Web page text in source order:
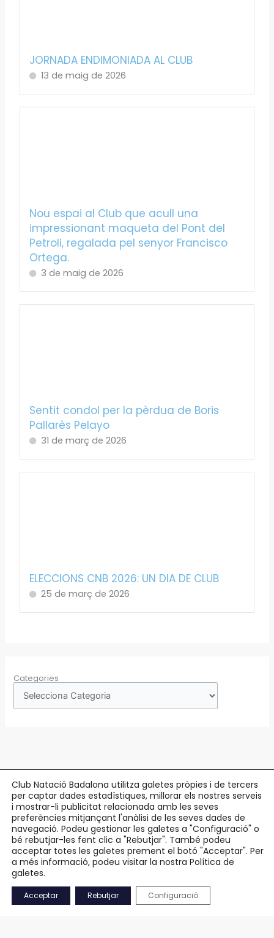
JORNADA ENDIMONIADA AL CLUB
13 de maig de 2026
Nou espai al Club que acull una
impressionant maqueta del Pont del
Petroli, regalada pel senyor Francisco
Ortega.
3 de maig de 2026
Sentit condol per la pèrdua de Boris
Pallarès Pelayo
31 de març de 2026
ELECCIONS CNB 2026: UN DIA DE CLUB
25 de març de 2026
Categories
Copyright © 2026 Club Natació Badalona |c/ Eduard Maristany, 5-7
Badalona |93 384 34 13
Avís Legal
Política de Privacitat
Accessibilitat
Mapa Web
Club Natació Badalona utilitza galetes pròpies i de tercers
per captar dades estadístiques, millorar els nostres serveis
i mostrar-li publicitat relacionada amb les seves
preferències mitjançant l'anàlisi de les seves dades de
navegació. Podeu gestionar les galetes a "Configuració" o
bé rebutjar-les fent clic a "Rebutjar". També podeu
acceptar totes les galetes prement el botó "Acceptar". Per
a més informació, podeu visitar la nostra Política de
galetes.
Acceptar Rebutjar Configuració